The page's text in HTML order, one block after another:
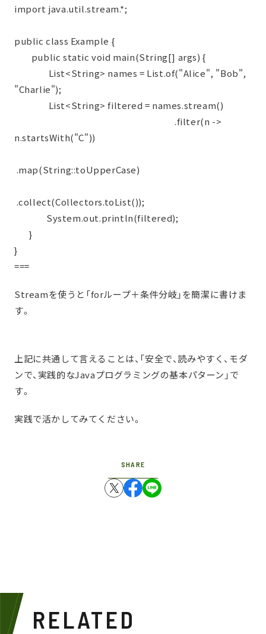
import java.util.stream.*;
public class Example {
public static void main(String[] args) {
List<String> names = List.of("Alice", "Bob",
"Charlie");
List<String> filtered = names.stream()
.filter(n ->
n.startsWith("C"))
.map(String::toUpperCase)
.collect(Collectors.toList());
System.out.println(filtered);
}
}
===
Streamを使うと「forループ＋条件分岐」を簡潔に書けま
す。
上記に共通して言えることは、「安全で、読みやすく、モダ
ンで、実践的なJavaプログラミングの基本パターン」で
す。
実践で活かしてみてください。
SHARE
RELATED